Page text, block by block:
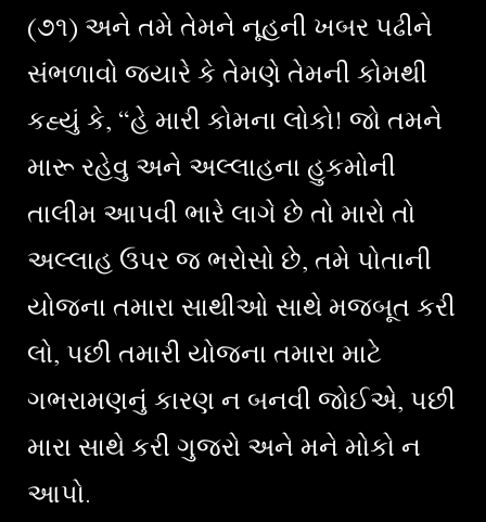
(૭૧) અને તમે તેમને નૂહની ખબર પઢીને
સંભળાવો જ્યારે કે તેમણે તેમની કોમથી
કહ્યું કે, “હે મારી કોમના લોકો! જો તમને
મારૂ રહેવુ અને અલ્લાહના હુકમોની
તાલીમ આપવી ભારે લાગે છે તો મારો તો
અલ્લાહ ઉપર જ ભરોસો છે, તમે પોતાની
યોજના તમારા સાથીઓ સાથે મજબૂત કરી
લો, પછી તમારી યોજના તમારા માટે
ગભરામણનું કારણ ન બનવી જોઈએ, પછી
મારા સાથે કરી ગુજરો અને મને મોકો ન
આપો.